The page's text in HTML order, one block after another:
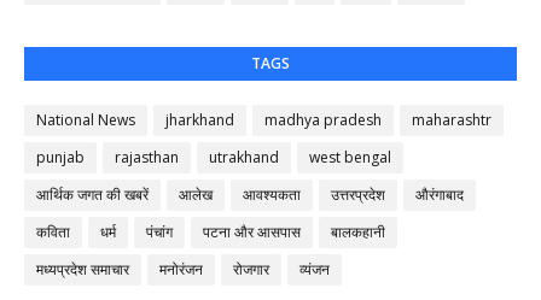
TAGS
National News jharkhand madhya pradesh
maharashtr
punjab
rajasthan utrakhand
west bengal
आर्थिक जगत की खबरें
आलेख आवश्यकता उत्तरप्रदेश
औरंगाबाद
कविता
धर्म पंचांग पटना और आसपास
बालकहानी
मध्यप्रदेश समाचार
मनोरंजन रोजगार व्यंजन